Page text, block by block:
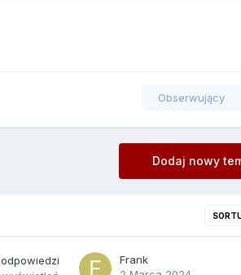
Obserwujący
Dodaj nowy
odpowiedzi
Frank